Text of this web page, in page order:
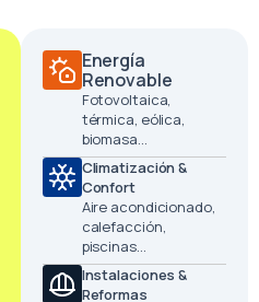
Energía
Renovable
Fotovoltaica,
térmica, eólica,
biomasa…
Climatización &
Confort
Aire acondicionado,
calefacción,
piscinas…
Instalaciones &
Reformas